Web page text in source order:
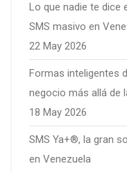
Lo que nadie te dice
SMS masivo en
22 May 2026
Formas inteligentes
negocio más allá de
18 May 2026
SMS Ya+®, la gran
en Venezuela